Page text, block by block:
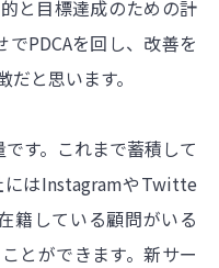
と目標達成のための計
PDCAを回し、改善を
と思います。
す。これまで蓄積して
にはInstagramやTwitte
籍している顧問がいる
とができます。新サー